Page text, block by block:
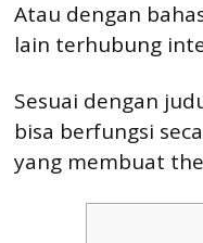
Atau dengan
lain terhubung
Sesuai dengan
bisa berfungsi
yang membuat